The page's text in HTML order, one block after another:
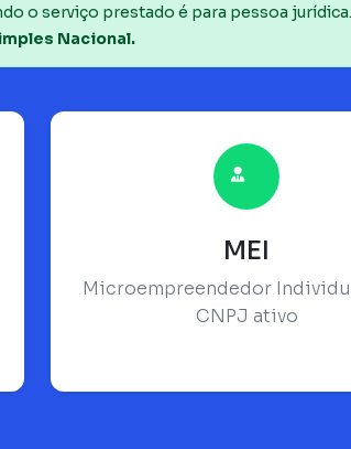
o serviço prestado é para pessoa jurídica.
Nacional.
MEI
Microempreendedor
CNPJ ativo